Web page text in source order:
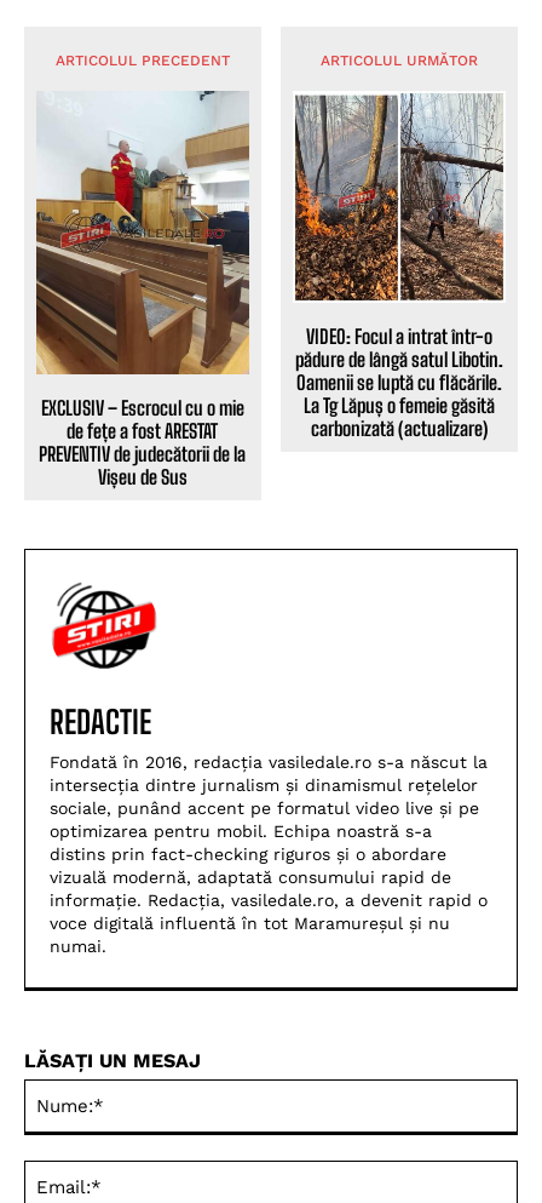
ARTICOLUL PRECEDENT
EXCLUSIV – Escrocul cu o mie
de fețe a fost ARESTAT
PREVENTIV de judecătorii de la
Vișeu de Sus
ARTICOLUL URMĂTOR
VIDEO: Focul a intrat într-o
pădure de lângă satul Libotin.
Oamenii se luptă cu flăcările.
La Tg Lăpuș o femeie găsită
carbonizată (actualizare)
REDACTIE
Fondată în 2016, redacția vasiledale.ro s-a născut la
intersecția dintre jurnalism și dinamismul rețelelor
sociale, punând accent pe formatul video live și pe
optimizarea pentru mobil. Echipa noastră s-a
distins prin fact-checking riguros și o abordare
vizuală modernă, adaptată consumului rapid de
informație. Redacția, vasiledale.ro, a devenit rapid o
voce digitală influentă în tot Maramureșul și nu
numai.
LĂSAȚI UN MESAJ